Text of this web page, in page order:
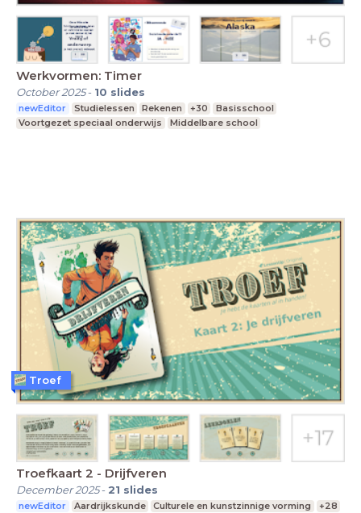
Werkvormen: Timer
October 2025- 10 slides
newEditor Studielessen Rekenen +30
Basisschool
Voortgezet speciaal onderwijs
Middelbare school
Troefkaart 2 - Drijfveren
December 2025- 21 slides
newEditor Aardrijkskunde Culturele en kunstzinnige vorming
+28
Troef